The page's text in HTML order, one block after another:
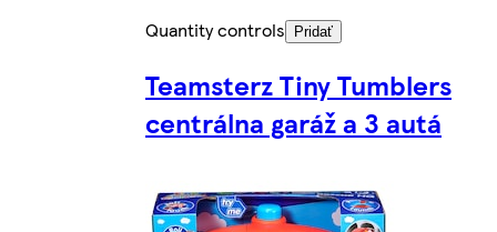
Quantity controls
Pridať
Teamsterz Tiny Tumblers
centrálna garáž a 3 autá